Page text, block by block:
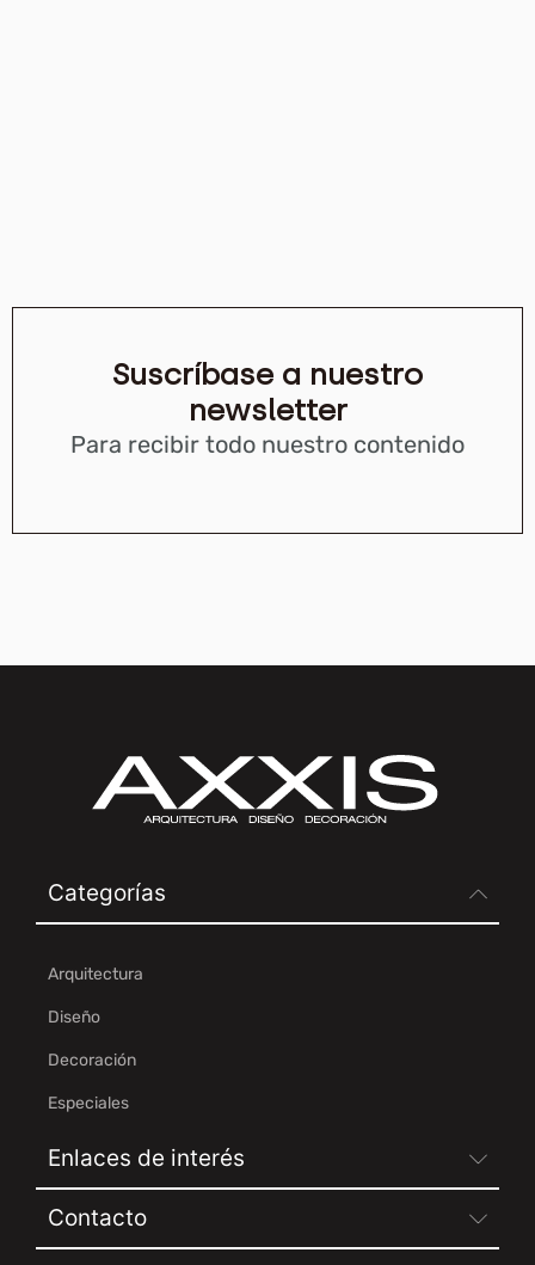
Suscríbase a nuestro
newsletter
Para recibir todo nuestro contenido
Categorías
Arquitectura
Diseño
Decoración
Especiales
Enlaces de interés
Contacto